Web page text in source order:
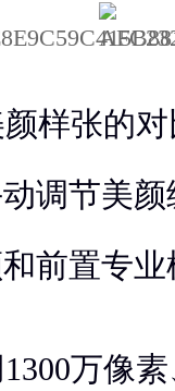
样张的
调节美
前置专
万像